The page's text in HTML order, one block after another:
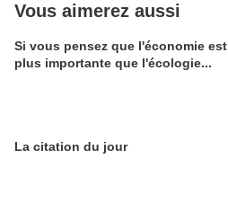
Vous aimerez aussi
Si vous pensez que l'économie est
plus importante que l'écologie...
La citation du jour